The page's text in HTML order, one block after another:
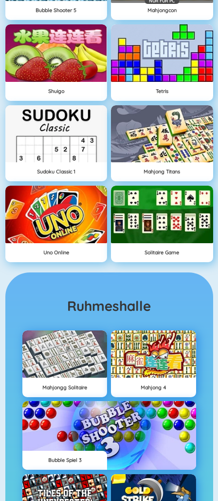
Bubble Shooter 5 Mahjongcon
Shuigo Tetris
Sudoku Classic 1 Mahjong Titans
Uno Online Solitaire Game
Ruhmeshalle
Mahjongg Solitaire Mahjong 4
Bubble Spiel 3